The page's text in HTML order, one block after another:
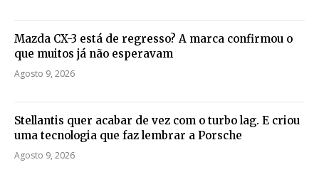
Mazda CX-3 está de regresso? A marca confirmou o
que muitos já não esperavam
Agosto 9, 2026
Stellantis quer acabar de vez com o turbo lag. E criou
uma tecnologia que faz lembrar a Porsche
Agosto 9, 2026